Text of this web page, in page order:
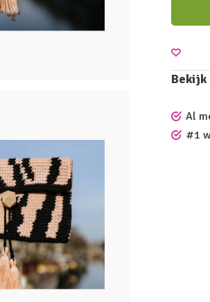
Bekijk
Al
#1